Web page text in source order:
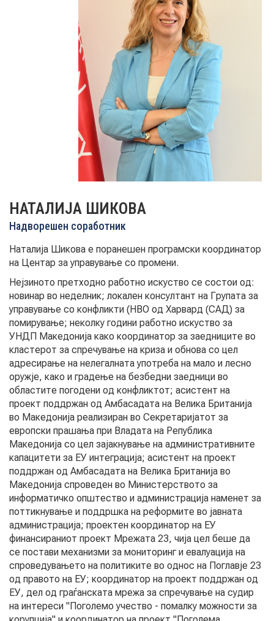
ИСТРАЖУВАЊА
ПОВИЦИ
АКТУЕЛНИ ПОВИЦИ
АРХИВА
ИНИЦИЈАТИВИ
ПОСТАПКА
ПОДНЕСИ ИНИЦИЈАТИВА
ПОДДРЖИ ИНИЦИЈАТИВА
МУЛТИМЕДИЈА
ГАЛЕРИЈА
ВИДЕО
КОНТАКТ
МК
НАТАЛИЈА ШИКОВА
Надворешен соработник
Наталија Шикова е поранешен програмски координатор
на Центар за управување со промени.
Нејзиното претходно работно искуство се состои од:
новинар во неделник; локален консултант на Групата за
управување со конфликти (НВО од Харвард (САД) за
помирување; неколку години работно искуство за
УНДП Македонија како координатор за заедниците во
кластерот за спречување на криза и обнова со цел
адресирање на нелегалната употреба на мало и лесно
оружје, како и градење на безбедни заедници во
областите погодени од конфликтот; асистент на
проект поддржан од Амбасадата на Велика Британија
во Македонија реализиран во Секретаријатот за
европски прашања при Владата на Република
Македонија со цел зајакнување на административните
капацитети за ЕУ ​​интеграција; асистент на проект
поддржан од Амбасадата на Велика Британија во
Македонија спроведен во Министерството за
информатичко општество и администрација наменет за
поттикнување и поддршка на реформите во јавната
администрација; проектен координатор на ЕУ
финансираниот проект Мрежата 23, чија цел беше да
се постави механизми за мониторинг и евалуација на
спроведувањето на политиките во однос на Поглавје 23
од правото на ЕУ; координатор на проект поддржан од
ЕУ, дел од граѓанската мрежа за спречување на судир
на интереси "Поголемо учество - помалку можности за